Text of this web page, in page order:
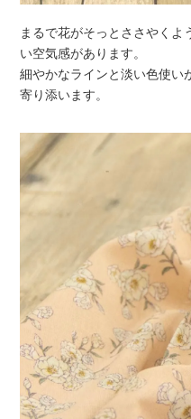
まるで花がそっとささやくよ
い空気感があります。
細やかなラインと淡い色使い
寄り添います。